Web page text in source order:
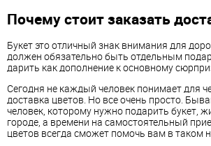
Почему стоит заказать
Букет это отличный знак внимания для
должен обязательно быть отдельным
дарить как дополнение к основному
Сегодня не каждый человек понимает для
доставка цветов. Но все очень просто.
человек, которому нужно подарить букет,
городе, а времени на самостоятельный
цветов всегда сможет помочь вам в таком